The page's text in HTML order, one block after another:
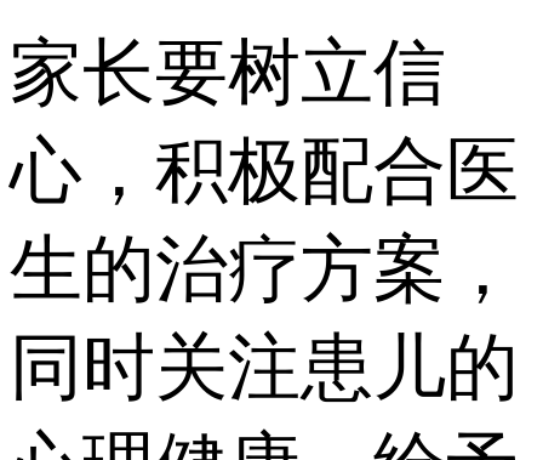
家长要树立信
心，积极配合医
生的治疗方案，
同时关注患儿的